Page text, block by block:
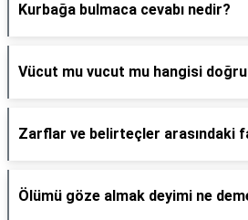
Kurbağa bulmaca cevabı nedir?
Vücut mu vucut mu hangisi
Zarflar ve belirteçler arasındaki
Ölümü göze almak deyimi ne